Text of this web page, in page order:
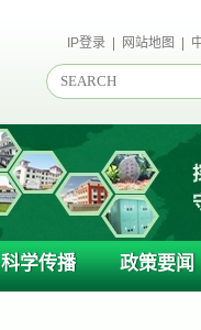
IP登录| 网站地图
科学传播 政策要闻